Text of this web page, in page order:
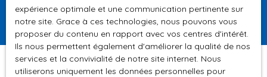
Rechercher
expérience optimale et une communication pertinente sur
notre site. Grace à ces technologies, nous pouvons vous
proposer du contenu en rapport avec vos centres d'intérêt.
Ils nous permettent également d'améliorer la qualité de nos
services et la convivialité de notre site internet. Nous
utiliserons uniquement les données personnelles pour